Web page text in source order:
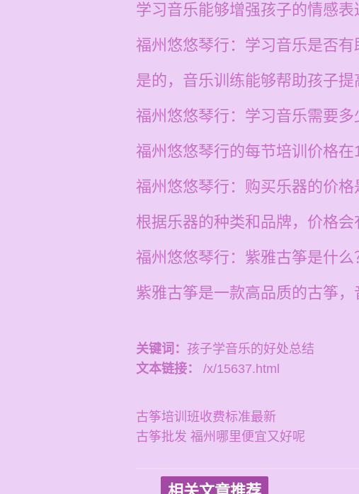
学习音乐能够增强孩子的情感
福州悠悠琴行：学习音乐是否有
是的，音乐训练能够帮助孩子
福州悠悠琴行：学习音乐需要多
福州悠悠琴行的每节培训价格在
福州悠悠琴行：购买乐器的价格
根据乐器的种类和品牌，价格会
福州悠悠琴行：紫雅古筝是什么
紫雅古筝是一款高品质的古筝，
关键词： 孩子学音乐的好处总结
文本链接：
/x/15637.html
古筝培训班收费标准最新
古筝批发 福州哪里便宜又好呢